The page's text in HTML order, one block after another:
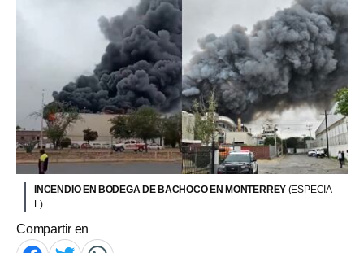
INCENDIO EN BODEGA DE BACHOCO EN MONTERREY (ESPECIA
L)
Compartir en